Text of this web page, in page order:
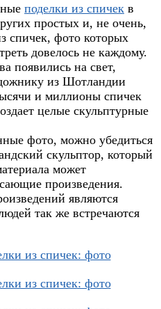
поделки из спичек в
простых и, не очень,
спичек, фото которых
довелось не каждому.
появились на свет,
из Шотландии
и миллионы спичек
целые скульптурные
фото, можно убедиться
скульптор, который
может
произведения.
являются
так же встречаются